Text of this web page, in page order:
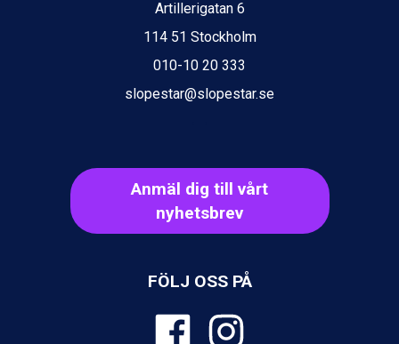
St. Anton från 11.245 kr.
Zell am See från 6.295 kr.
Canazei från 7.195 kr.
Ponte di Legno från 7.395 kr.
Arabba från 11.045 kr.
La Thuile från 7.045 kr.
Cervinia från 8.245 kr.
Sölden från 12.995 kr.
Passo Tonale från 5.895 kr.
Champoluc från 5.945 kr.
Sestriere från 6.945 kr.
Artillerigatan 6
114 51 Stockholm
010-10 20 333
slopestar@slopestar.se
Anmäl dig till vårt
nyhetsbrev
FÖLJ OSS PÅ